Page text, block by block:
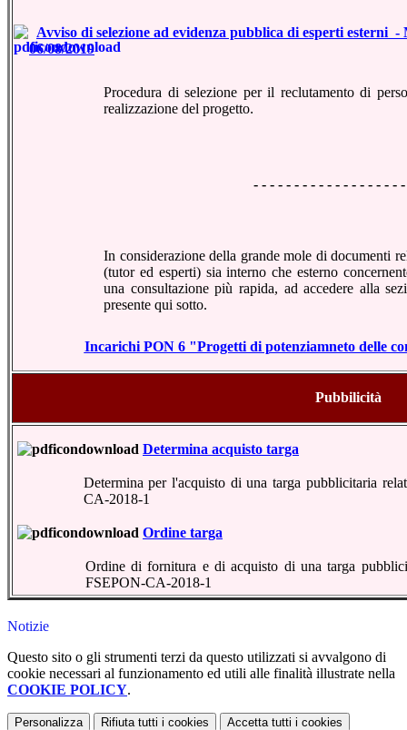
Avviso di selezione ad evidenza pubblica di esperti esterni
06/08/2019
Procedura di selezione per il reclutamento di
realizzazione del progetto.
- - - - - - - - - - - - - - - - - -
In considerazione della grande mole di documenti
(tutor ed esperti) sia interno che esterno
una consultazione più rapida, ad accedere alla
presente qui sotto.
Incarichi PON 6 "Progetti di potenziamneto delle
Pubbilicità
Determina acquisto targa
Determina per l'acquisto di una targa pubblicitaria
CA-2018-1
Ordine targa
Ordine di fornitura e di acquisto di una targa
FSEPON-CA-2018-1
Notizie
Questo sito o gli strumenti terzi da questo utilizzati si avvalgono di
cookie necessari al funzionamento ed utili alle finalità illustrate nella
COOKIE POLICY.
Personalizza Rifiuta tutti i cookies Accetta tutti i cookies